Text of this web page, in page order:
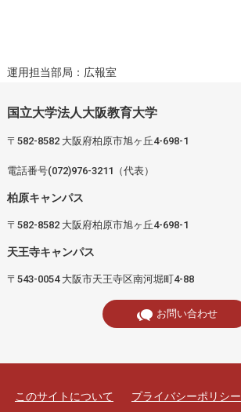
運用担当部局：広報室
国立大学法人大阪教育大学
〒582-8582 大阪府柏原市旭ヶ丘4-698-1
電話番号(072)976-3211（代表）
柏原キャンパス
〒582-8582 大阪府柏原市旭ヶ丘4-698-1
天王寺キャンパス
〒543-0054 大阪市天王寺区南河堀町4-88
お問い合わせ
このサイトについて プライバシーポリシー